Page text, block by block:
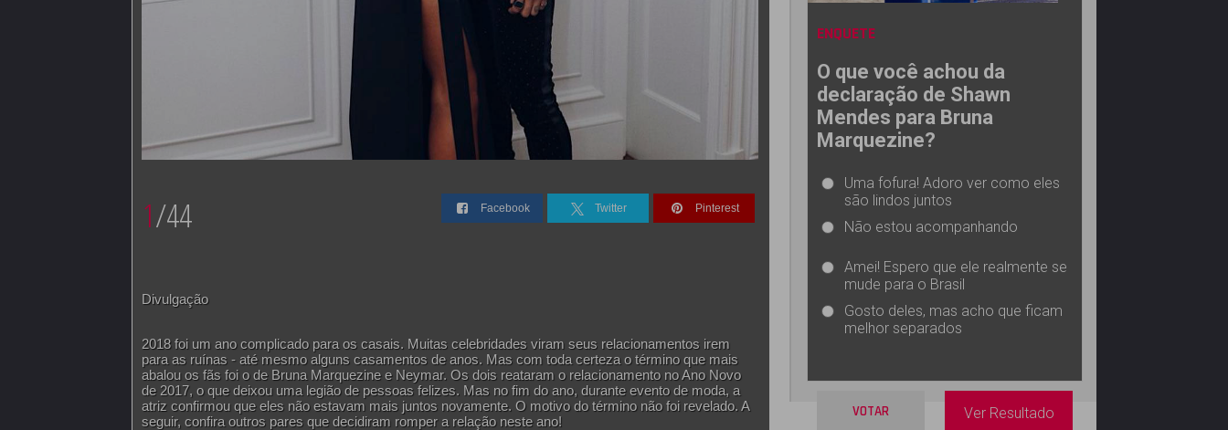
1/44 Facebook Twitter Pinterest
Divulgação
2018 foi um ano complicado para os casais. Muitas celebridades viram seus relacionamentos irem
para as ruínas - até mesmo alguns casamentos de anos. Mas com toda certeza o término que mais
abalou os fãs foi o de Bruna Marquezine e Neymar. Os dois reataram o relacionamento no Ano Novo
de 2017, o que deixou uma legião de pessoas felizes. Mas no fim do ano, durante evento de moda, a
atriz confirmou que eles não estavam mais juntos novamente. O motivo do término não foi revelado. A
seguir, confira outros pares que decidiram romper a relação neste ano!
ENQUETE
O que você achou da
declaração de Shawn
Mendes para Bruna
Marquezine?
Uma fofura! Adoro ver como eles
são lindos juntos
Não estou acompanhando
Amei! Espero que ele realmente se
mude para o Brasil
Gosto deles, mas acho que ficam
melhor separados
VOTAR Ver Resultado